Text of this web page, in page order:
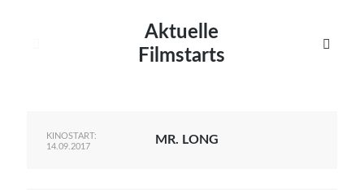
Aktuelle
Filmstarts

KINOSTART:
14.09.2017
MR. LONG